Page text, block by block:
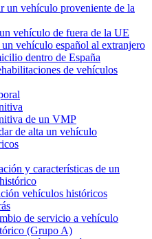
un vehículo proveniente de la
vehículo de fuera de la UE
un vehículo español al extranjero
dentro de España
de vehículos
de un VMP
de alta un vehículo
y características de un
vehículos históricos
de servicio a vehículo
(Grupo A)